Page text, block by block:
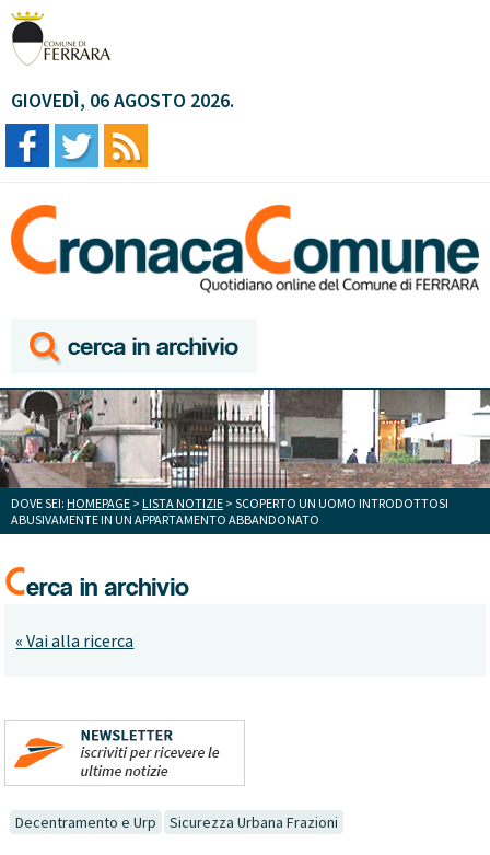
GIOVEDÌ, 06 AGOSTO 2026.
DOVE SEI: HOMEPAGE > LISTA NOTIZIE > SCOPERTO UN UOMO INTRODOTTOSI
ABUSIVAMENTE IN UN APPARTAMENTO ABBANDONATO
« Vai alla ricerca
Decentramento e Urp Sicurezza Urbana Frazioni